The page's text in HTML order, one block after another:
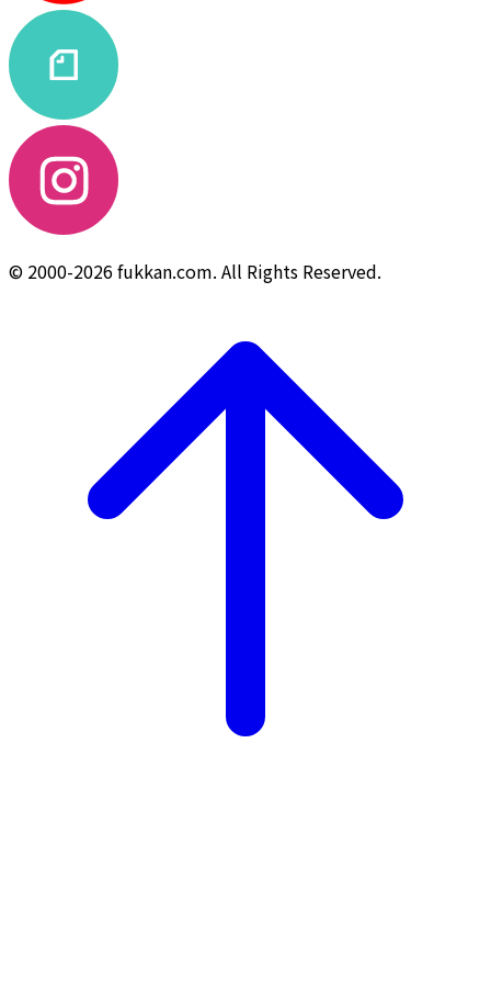
© 2000-2026 fukkan.com. All Rights Reserved.